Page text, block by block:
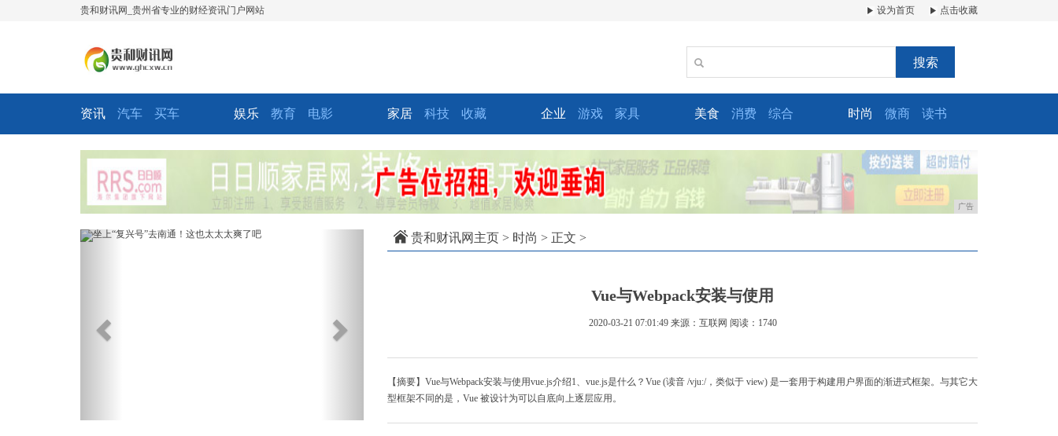
贵和财讯网_贵州省专业的财经资讯门户网站 设为首页 点击收藏
搜索
资讯 汽车 买车 娱乐 教育 电影 家居 科技 收藏 企业 游戏 家具 美食 消费 综合 时尚 微商 读书
广告
Previous 贵和财讯网主页 > 时尚 > 正文 >
Vue与Webpack安装与使用
2020-03-21 07:01:49 来源：互联网 阅读：1740
【摘要】Vue与Webpack安装与使用vue.js介绍1、vue.js是什么？​Vue (读音 /vjuː/，类似于 view) 是一套用于构建用户界面的渐进式框架。与其它大
型框架不同的是，Vue 被设计为可以自底向上逐层应用。